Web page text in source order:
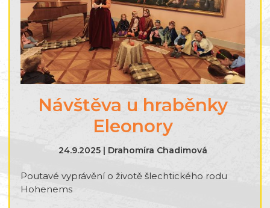
Návštěva u hraběnky
Eleonory
24.9.2025 | Drahomíra Chadimová
Poutavé vyprávění o životě šlechtického rodu
Hohenems